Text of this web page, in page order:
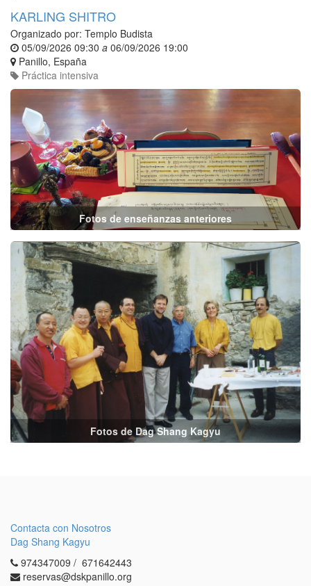
KARLING SHITRO
Organizado por: Templo Budista
05/09/2026 09:30 a 06/09/2026 19:00
Panillo, España
Práctica intensiva
Fotos de enseñanzas anteriores
Fotos de Dag Shang Kagyu
Contacta con Nosotros
Dag Shang Kagyu
974347009 / 671642443
reservas@dskpanillo.org